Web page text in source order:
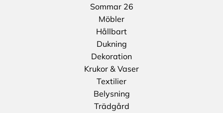
Sommar 26
Möbler
Hållbart
Dukning
Dekoration
Krukor & Vaser
Textilier
Belysning
Trädgård